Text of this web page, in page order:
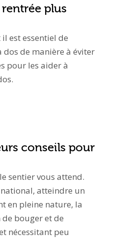
plus
est essentiel de
dos de manière à éviter
pour les aider à
conseils pour
sentier vous attend.
atteindre un
en pleine nature, la
bouger et de
nécessitant peu